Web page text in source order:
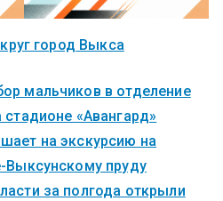
город Выкса
мальчиков в отделение
«Авангард»
на экскурсию на
Выксунскому пруду
за полгода открыли